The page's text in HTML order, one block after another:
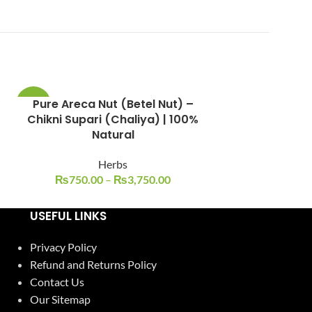
-17%
Pure Areca Nut (Betel Nut) –
Chikni Supari (Chaliya) | 100%
Natural
Herbs
₨750.00 – ₨3,750.00
USEFUL LINKS
Privacy Policy
Refund and Returns Policy
Contact Us
Our Sitemap